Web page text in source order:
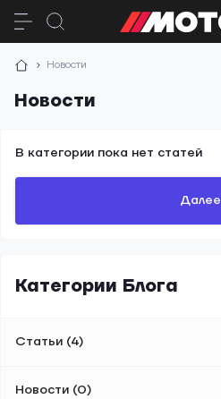
Новости
Новости
В категории пока нет статей
Далее
Категории Блога
Статьи (4)
Новости (0)